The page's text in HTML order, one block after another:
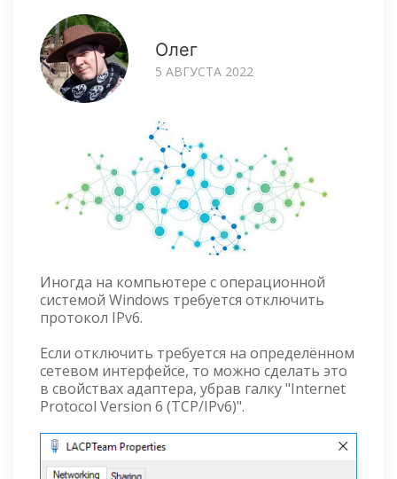
Олег
5 АВГУСТА 2022
Иногда на компьютере с операционной
системой Windows требуется отключить
протокол IPv6.
Если отключить требуется на определённом
сетевом интерфейсе, то можно сделать это
в свойствах адаптера, убрав галку "Internet
Protocol Version 6 (TCP/IPv6)".